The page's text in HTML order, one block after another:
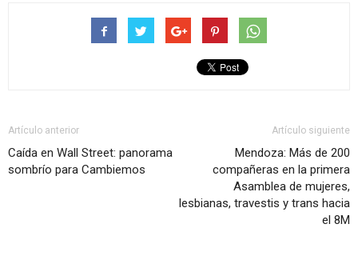
Artículo anterior
Caída en Wall Street: panorama
sombrío para Cambiemos
Artículo siguiente
Mendoza: Más de 200
compañeras en la primera
Asamblea de mujeres,
lesbianas, travestis y trans hacia
el 8M